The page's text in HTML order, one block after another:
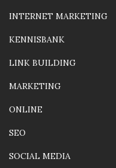
INTERNET MARKETING
KENNISBANK
LINK BUILDING
MARKETING
ONLINE
SEO
SOCIAL MEDIA